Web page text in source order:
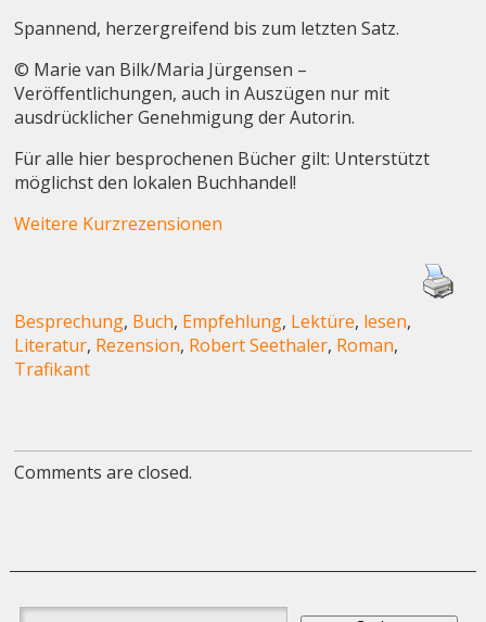
Spannend, herzergreifend bis zum letzten Satz.
© Marie van Bilk/Maria Jürgensen –
Veröffentlichungen, auch in Auszügen nur mit
ausdrücklicher Genehmigung der Autorin.
Für alle hier besprochenen Bücher gilt: Unterstützt
möglichst den lokalen Buchhandel!
Weitere Kurzrezensionen
Besprechung, Buch, Empfehlung, Lektüre, lesen,
Literatur, Rezension, Robert Seethaler, Roman,
Trafikant
Comments are closed.